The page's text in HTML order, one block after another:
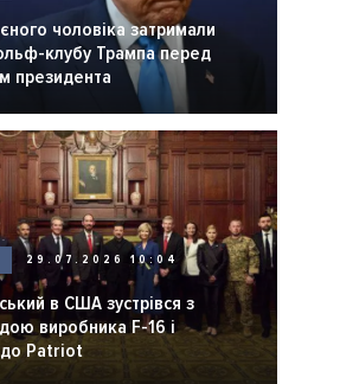
чоловіка затримали
клубу Трампа перед
президента
29.07.2026 10:04
в США зустрівся з
виробника F-16 і
Patriot